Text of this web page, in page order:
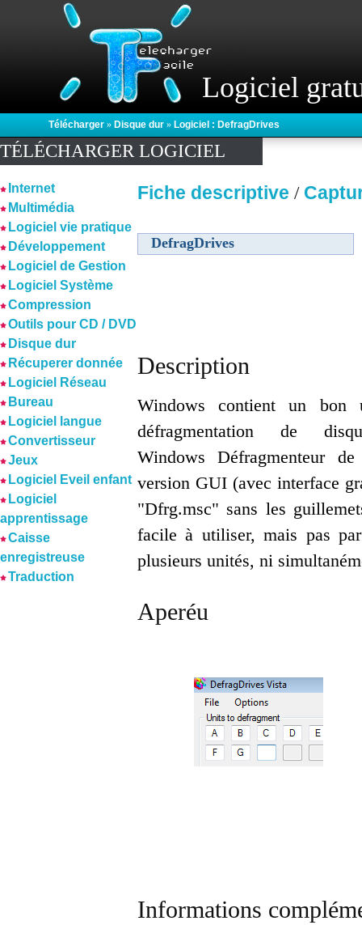
Logiciel
Télécharger » Disque dur » Logiciel : DefragDrives
TÉLÉCHARGER LOGICIEL
Internet
Multimédia
Logiciel vie pratique
Développement
Logiciel de Gestion
Logiciel Système
Compression
Outils pour CD / DVD
Disque dur
Récuperer donnée
Logiciel Réseau
Bureau
Logiciel langue
Convertisseur
Jeux
Logiciel Eveil enfant
Logiciel
apprentissage
Caisse
enregistreuse
Traduction
Fiche descriptive /
DefragDrives
Description
Windows contient un bon
défragmentation de
Windows Défragmenteur
version GUI (avec interface
"Dfrg.msc" sans les
facile à utiliser, mais pas
plusieurs unités, ni
Aperéu
Informations